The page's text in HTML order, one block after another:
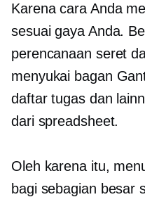
Karena cara Anda
sesuai gaya Anda.
perencanaan seret
menyukai bagan
daftar tugas dan
dari spreadsheet.
Oleh karena itu,
bagi sebagian besar